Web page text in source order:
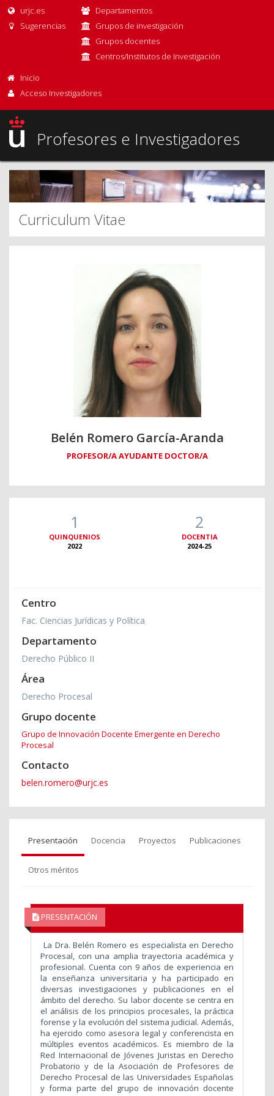
urjc.es
Sugerencias
Departamentos
Grupos de investigación
Grupos docentes
Centros/Institutos de Investigación
Inicio
Acceso Investigadores
Profesores e Investigadores
Curriculum Vitae
Belén Romero García-Aranda
PROFESOR/A AYUDANTE DOCTOR/A
1
QUINQUENIOS
2022
2
DOCENTIA
2024-25
Centro
Fac. Ciencias Jurídicas y Política
Departamento
Derecho Público II
Área
Derecho Procesal
Grupo docente
Grupo de Innovación Docente Emergente en Derecho
Procesal
Contacto
belen.romero@urjc.es
Presentación Docencia Proyectos Publicaciones
Otros méritos
PRESENTACIÓN
La Dra. Belén Romero es especialista en Derecho
Procesal, con una amplia trayectoria académica y
profesional. Cuenta con 9 años de experiencia en
la enseñanza universitaria y ha participado en
diversas investigaciones y publicaciones en el
ámbito del derecho. Su labor docente se centra en
el análisis de los principios procesales, la práctica
forense y la evolución del sistema judicial. Además,
ha ejercido como asesora legal y conferencista en
múltiples eventos académicos. Es miembro de la
Red Internacional de Jóvenes Juristas en Derecho
Probatorio y de la Asociación de Profesores de
Derecho Procesal de las Universidades Españolas
y forma parte del grupo de innovación docente